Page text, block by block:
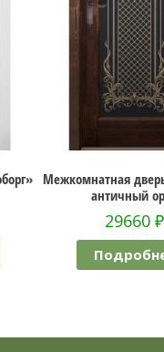
Межкомнатная дверь
античный орех
29660₽
Подробнее